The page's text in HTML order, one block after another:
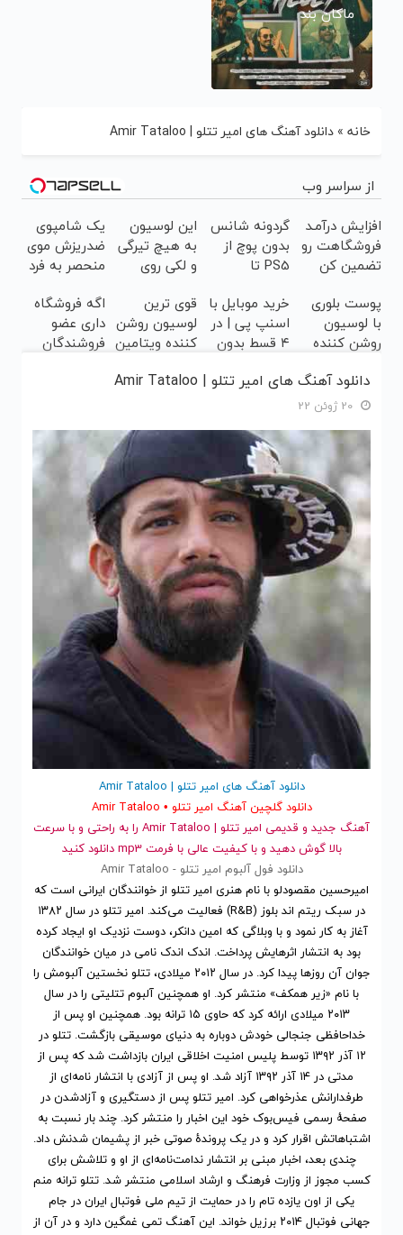
ماکان بند
خانه » دانلود آهنگ های امیر تتلو | Amir Tataloo
از سراسر وب
افزایش درآمـد
فروشگاهت رو
تضمین کن
گردونه شانس
بدون پوچ از
PS5 تا
بیت کوین 🔥
این لوسیون
به هیچ تیرگی
و لکی روی
نمیکنه
یک شامپوی
ضدریزش موی
منحصر به فرد
45%تخفیف!
پوست بلوری
با لوسیون
روشن کننده
محدود)
خرید موبایل با
اسنپ پی | در
۴ قسط بدون
قوی ترین
لوسیون روشن
کننده ویتامین
خورد
اگه فروشگاه
داری عضو
فروشندگان
دانلود آهنگ های امیر تتلو | Amir Tataloo
دانلود آهنگ های امیر تتلو | Amir Tataloo
دانلود گلچین آهنگ امیر تتلو • Amir Tataloo
آهنگ جدید
و قدیمی امیر تتلو | Amir Tataloo را به راحتی و با سرعت
بالا گوش دهید و با کیفیت عالی با فرمت mp3 دانلود کنید
دانلود فول آلبوم امیر تتلو - Amir Tataloo
امیرحسین مقصودلو با نام هنری امیر تتلو از خوانندگان ایرانی است که
در سبک ریتم اند بلوز (R&B) فعالیت می‌کند. امیر تتلو در سال ۱۳۸۲
آغاز به کار نمود و با وبلاگی که امین دانکر، دوست نزدیک او ایجاد کرده
بود به انتشار اثرهایش پرداخت. اندک اندک نامی در میان خوانندگان
جوان آن روزها پیدا کرد. در سال ۲۰۱۲ میلادی، تتلو نخستین آلبومش را
با نام «زیر همکف» منتشر کرد. او همچنین آلبوم تتلیتی را در سال
۲۰۱۳ میلادی ارائه کرد که حاوی ۱۵ ترانه بود. همچنین او پس از
خداحافظی جنجالی خودش دوباره به دنیای موسیقی بازگشت. تتلو در
۱۲ آذر ۱۳۹۲ توسط پلیس امنیت اخلاقی ایران بازداشت شد که پس از
مدتی در ۱۴ آذر ۱۳۹۲ آزاد شد. او پس از آزادی با انتشار نامه‌ای از
طرفدارانش عذرخواهی کرد. امیر تتلو پس از دستگیری و آزادشدن در
صفحهٔ رسمی فیس‌بوک خود این اخبار را منتشر کرد. چند بار نسبت به
اشتباهاتش اقرار کرد و در یک پروندهٔ صوتی خبر از پشیمان شدنش داد.
چندی بعد، اخبار مبنی بر انتشار ندامت‌نامه‌ای از او و تلاشش برای
کسب مجوز از وزارت فرهنگ و ارشاد اسلامی منتشر شد. تتلو ترانه منم
یکی از اون یازده تام را در حمایت از تیم ملی فوتبال ایران در جام
جهانی فوتبال ۲۰۱۴ برزیل خواند. این آهنگ تمی غمگین دارد و در آن از